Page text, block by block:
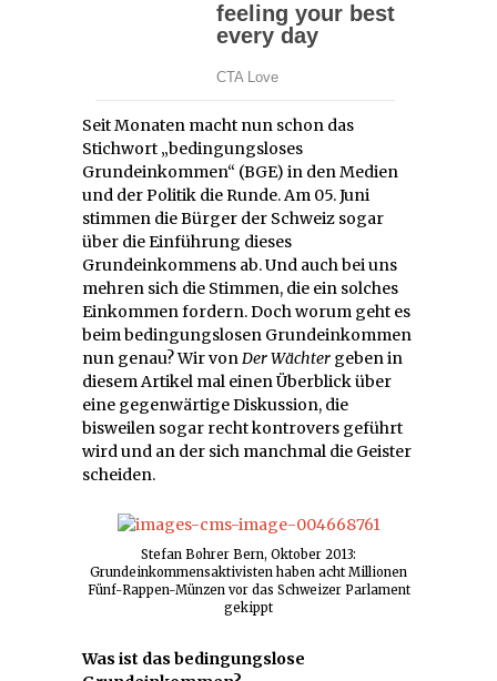
Seit Monaten macht nun schon das
Stichwort „bedingungsloses
Grundeinkommen“ (BGE) in den Medien
und der Politik die Runde. Am 05. Juni
stimmen die Bürger der Schweiz sogar
über die Einführung dieses
Grundeinkommens ab. Und auch bei uns
mehren sich die Stimmen, die ein solches
Einkommen fordern. Doch worum geht es
beim bedingungslosen Grundeinkommen
nun genau? Wir vonDer Wächter geben in
diesem Artikel mal einen Überblick über
eine gegenwärtige Diskussion, die
bisweilen sogar recht kontrovers geführt
wird und an der sich manchmal die Geister
scheiden.
Stefan Bohrer Bern, Oktober 2013:
Grundeinkommensaktivisten haben acht Millionen
Fünf-Rappen-Münzen vor das Schweizer Parlament
gekippt
Was ist das bedingungslose